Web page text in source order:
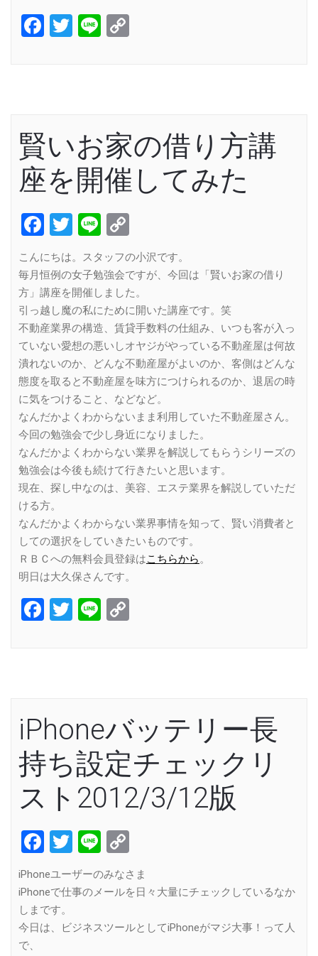
Facebook
Twitter
Line
賢いお家の借り方講
座を開催してみた
Facebook
Twitter
Line
Link
こんにちは。スタッフの小沢です。
毎月恒例の女子勉強会ですが、今回は「賢いお家の借り
方」講座を開催しました。
引っ越し魔の私にために開いた講座です。笑
不動産業界の構造、賃貸手数料の仕組み、いつも客が入っ
ていない愛想の悪いしオヤジがやっている不動産屋は何故
潰れないのか、どんな不動産屋がよいのか、客側はどんな
態度を取ると不動産屋を味方につけられるのか、退居の時
に気をつけること、などなど。
なんだかよくわからないまま利用していた不動産屋さん。
今回の勉強会で少し身近になりました。
なんだかよくわからない業界を解説してもらうシリーズの
勉強会は今後も続けて行きたいと思います。
現在、探し中なのは、美容、エステ業界を解説していただ
ける方。
なんだかよくわからない業界事情を知って、賢い消費者と
しての選択をしていきたいものです。
ＲＢＣへの無料会員登録はこちらから 。
明日は大久保さんです。
Facebook
Twitter
Line
iPhoneバッテリー長
持ち設定チェックリ
スト2012/3/12版
Facebook
Twitter
Line
Link
iPhoneユーザーのみなさま
iPhoneで仕事のメールを日々大量にチェックしているなか
しまです。
今日は、ビジネスツールとしてiPhoneがマジ大事！って人
で、